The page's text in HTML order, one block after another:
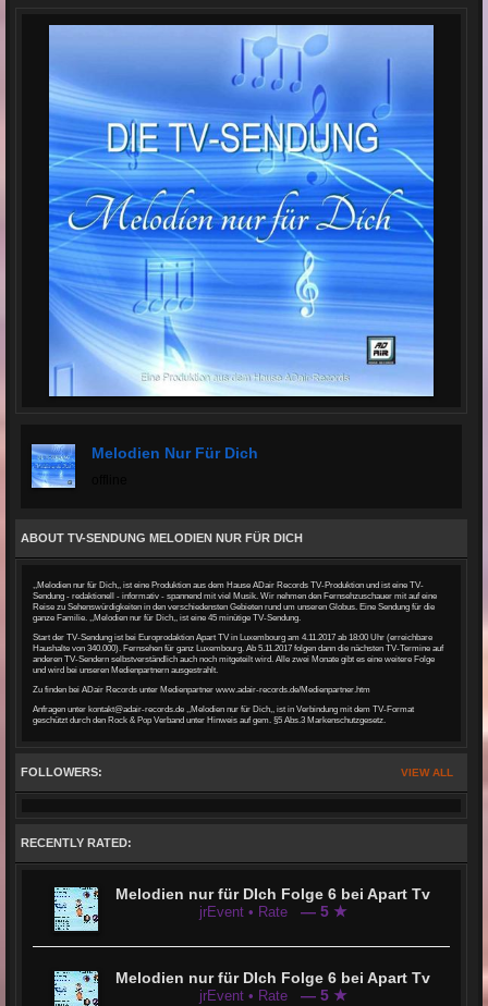
Melodien Nur Für Dich
ABOUT TV-SENDUNG MELODIEN NUR FÜR DICH
,,Melodien nur für Dich,, ist eine Produktion aus dem Hause ADair Records TV-Produktion und ist eine TV-
Sendung - redaktionell - informativ - spannend mit viel Musik. Wir nehmen den Fernsehzuschauer mit auf eine
Reise zu Sehenswürdigkeiten in den verschiedensten Gebieten rund um unseren Globus. Eine Sendung für die
ganze Familie. ,,Melodien nur für Dich,, ist eine 45 minütige TV-Sendung.
Start der TV-Sendung ist bei Europrodaktion Apart TV in Luxembourg am 4.11.2017 ab 18:00 Uhr (erreichbare
Haushalte von 340.000). Fernsehen für ganz Luxembourg. Ab 5.11.2017 folgen dann die nächsten TV-Termine auf
anderen TV-Sendern selbstverständlich auch noch mitgeteilt wird. Alle zwei Monate gibt es eine weitere Folge
und wird bei unseren Medienpartnern ausgestrahlt.
Zu finden bei ADair Records unter Medienpartnerwww.adair-records.de/Medienpartner.htm
Anfragen unter kontakt@adair-records.de ,,Melodien nur für Dich,, ist in Verbindung mit dem TV-Format
geschützt durch den Rock & Pop Verband unter Hinweis auf gem. §5 Abs.3 Markenschutzgesetz.
VIEW ALL
FOLLOWERS:
RECENTLY RATED:
Melodien nur für DIch Folge 6 bei Apart Tv
jrEvent • Rate — 5 ★
Melodien nur für DIch Folge 6 bei Apart Tv
jrEvent • Rate — 5 ★